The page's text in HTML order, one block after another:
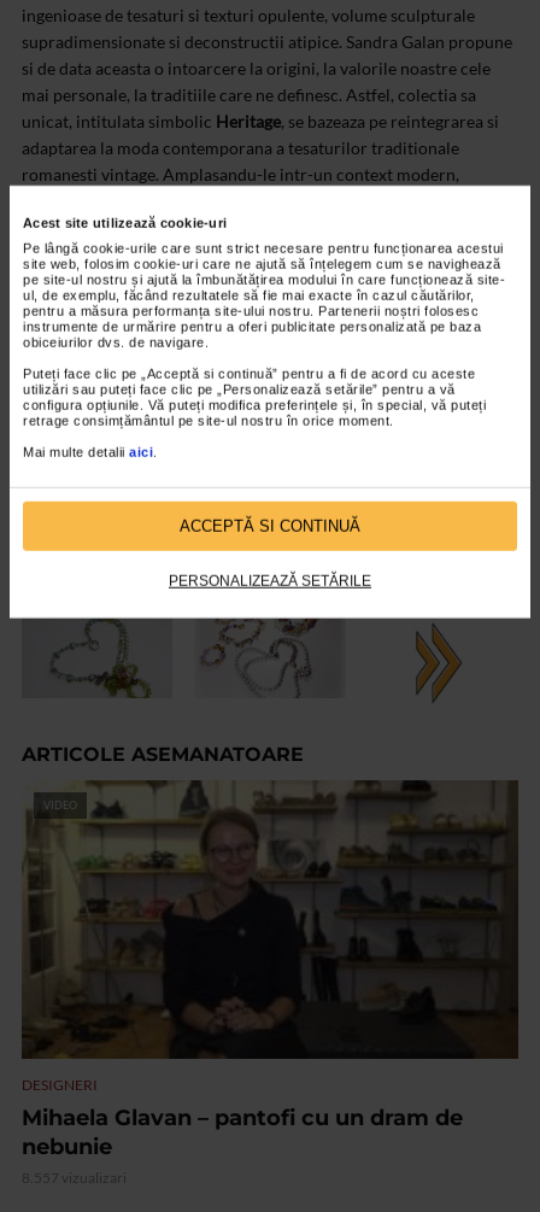
Acest site utilizează cookie-uri
Pe lângă cookie-urile care sunt strict necesare pentru funcționarea acestui
site web, folosim cookie-uri care ne ajută să înțelegem cum se navighează
pe site-ul nostru și ajută la îmbunătățirea modului în care funcționează site-
ul, de exemplu, făcând rezultatele să fie mai exacte în cazul căutărilor,
pentru a măsura performanța site-ului nostru. Partenerii noștri folosesc
instrumente de urmărire pentru a oferi publicitate personalizată pe baza
obiceiurilor dvs. de navigare.
Puteți face clic pe „Acceptă si continuă” pentru a fi de acord cu aceste
utilizări sau puteți face clic pe „Personalizează setările” pentru a vă
configura opțiunile. Vă puteți modifica preferințele și, în special, vă puteți
retrage consimțământul pe site-ul nostru în orice moment.
Mai multe detalii aici
ACCEPTĂ SI CONTINUĂ
PERSONALIZEAZĂ SETĂRILE
ingenioase de tesaturi si texturi opulente, volume sculpturale
supradimensionate si deconstructii atipice. Sandra Galan propune
si de data aceasta o intoarcere la origini, la valorile noastre cele
mai personale, la traditiile care ne definesc. Astfel, colectia sa
unicat, intitulata simbolic Heritage, se bazeaza pe reintegrarea si
adaptarea la moda contemporana a tesaturilor traditionale
romanesti vintage. Amplasandu-le intr-un context modern,
sine, nu au varsta si nici corespondent pe glob.
brodate manual cu fir de aur si argint la sfarsitul secolului XIX sunt
evidentiate de siluete feminine compuse din volumetrii fluide si
drapaje misterioase– a tinut ea sa puncteze atractivitatea unei
colectii cu adevarat unice.
Realizator:Oana Georgescu
ARTICOLE ASEMANATOARE
VIDEO
DESIGNERI
Mihaela Glavan – pantofi cu un dram de
nebunie
8.557 vizualizari